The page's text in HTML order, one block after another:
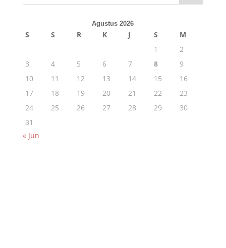
Agustus 2026
S S R K J S
M
1
2
3
4 5 6 7 8
9
10
11 12 13 14 15
16
17
18 19 20 21 22
23
24
25 26 27 28 29
30
31
« Jun